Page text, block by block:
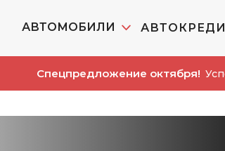
АВТОМОБИЛИ
Спецпредложение октября!Успейте